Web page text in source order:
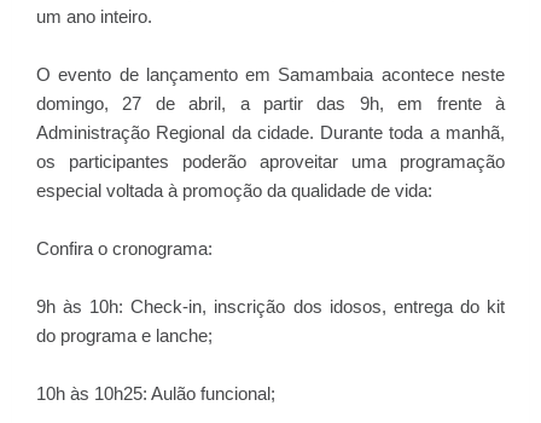
um ano inteiro.
O evento de lançamento em Samambaia acontece neste
domingo, 27 de abril, a partir das 9h, em frente à
Administração Regional da cidade. Durante toda a manhã,
os participantes poderão aproveitar uma programação
especial voltada à promoção da qualidade de vida:
Confira o cronograma:
9h às 10h: Check-in, inscrição dos idosos, entrega do kit
do programa e lanche;
10h às 10h25: Aulão funcional;